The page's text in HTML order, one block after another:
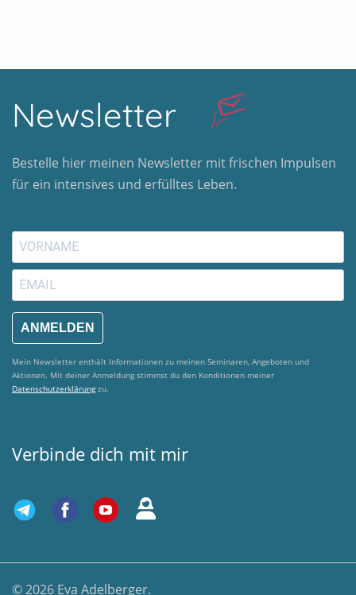
Newsletter
Bestelle hier meinen Newsletter mit frischen Impulsen
für ein intensives und erfülltes Leben.
ANMELDEN
Mein Newsletter enthält Informationen zu meinen Seminaren, Angeboten und
Aktionen. Mit deiner Anmeldung stimmst du den Konditionen meiner
Datenschutzerklärungzu.
Verbinde dich mit mir
© 2026 Eva Adelberger.